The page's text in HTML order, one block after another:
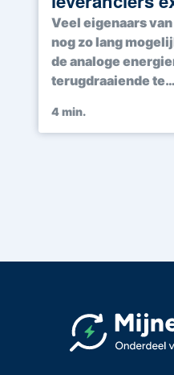
Veel eigenaars
nog zo lang
de analoge
terugdraaiende te…
4min.